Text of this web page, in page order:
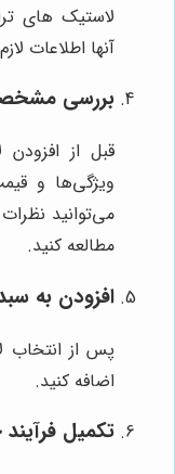
لاستیک های
آنها اطلاعات
بررسی
قبل از
ویژگی‌ها و
می‌توانید
مطالعه کنید.
افزودن به
پس از انتخاب
اضافه کنید.
تکمیل